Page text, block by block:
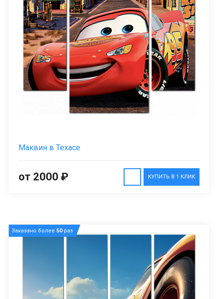
Маквин в Техасе
КУПИТЬ В 1 КЛИК
от 2000 ₽
Заказано более 50раз